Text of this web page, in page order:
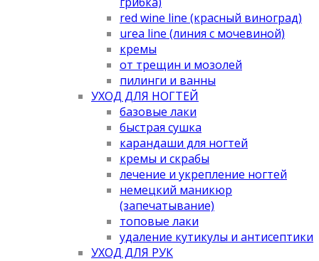
red wine line (красный виноград)
urea line (линия с мочевиной)
кремы
от трещин и мозолей
пилинги и ванны
УХОД ДЛЯ НОГТЕЙ
базовые лаки
быстрая сушка
карандаши для ногтей
кремы и скрабы
лечение и укрепление ногтей
немецкий маникюр
(запечатывание)
топовые лаки
удаление кутикулы и антисептики
УХОД ДЛЯ РУК